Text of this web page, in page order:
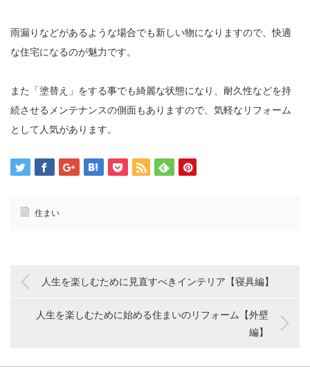
雨漏りなどがあるような場合でも新しい物になりますので、快適
な住宅になるのが魅力です。
また「塗替え」をする事でも綺麗な状態になり、耐久性などを持
続させるメンテナンスの側面もありますので、気軽なリフォーム
として人気があります。
住まい
人生を楽しむために見直すべきインテリア【寝具編】
人生を楽しむために始める住まいのリフォーム【外壁
編】